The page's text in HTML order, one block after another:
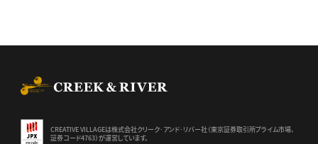
CREATIVE VILLAGEは株式会社クリーク･アンド･リバー社（東京証券取引所プライム市場、
証券コード4763）が運営しています。